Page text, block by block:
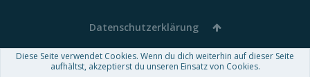
Datenschutzerklärung
Forum software by XenForo™-Deutsch von xenDach
Diese Seite verwendet Cookies. Wenn du dich weiterhin auf dieser Seite
aufhältst, akzeptierst du unseren Einsatz von Cookies.